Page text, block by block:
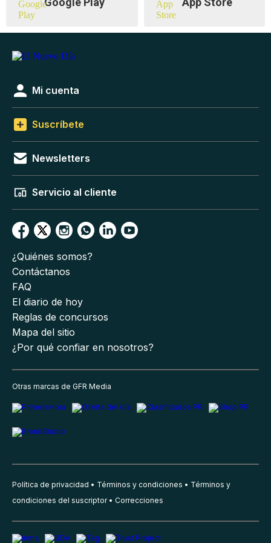
Mi cuenta
Suscríbete
Newsletters
Servicio al cliente
¿Quiénes somos?
Contáctanos
FAQ
El diario de hoy
Reglas de concursos
Mapa del sitio
¿Por qué confiar en nosotros?
Otras marcas de GFR Media
Política de privacidad Términos y condiciones
Términos y
condiciones del suscriptor
Correcciones